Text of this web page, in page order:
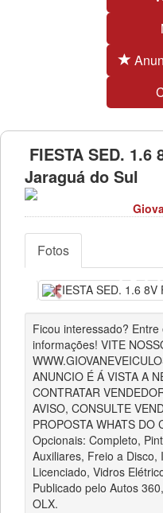
FIESTA SED. 1.6
Jaraguá do Sul
Fotos
Anterior
Ficou interessado?
informações! VITE
ANUNCIO É Á VISTA A
CONTRATAR
AVISO, CONSULTE
PROPOSTA WHATS DO
Opcionais: Completo,
Auxiliares, Freio a Disco,
Licenciado, Vidros
Publicado pelo Autos
OLX.